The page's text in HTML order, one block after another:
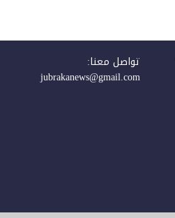
تواصل معنا:
jubrakanews@gmail.com